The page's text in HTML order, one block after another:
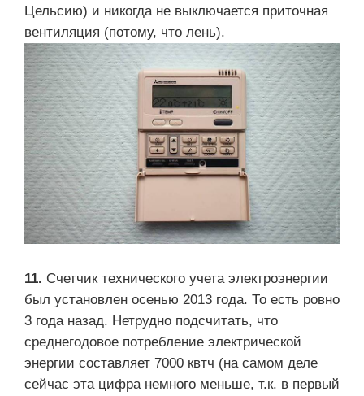
Цельсию) и никогда не выключается приточная
вентиляция (потому, что лень).
11. Счетчик технического учета электроэнергии
был установлен осенью 2013 года. То есть ровно
3 года назад. Нетрудно подсчитать, что
среднегодовое потребление электрической
энергии составляет 7000 квтч (на самом деле
сейчас эта цифра немного меньше, т.к. в первый